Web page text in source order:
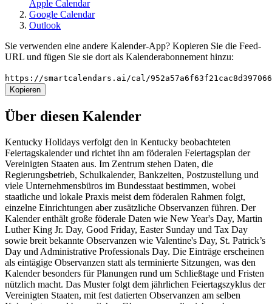
Apple Calendar
Google Calendar
Outlook
Sie verwenden eine andere Kalender-App? Kopieren Sie die Feed-
URL und fügen Sie sie dort als Kalenderabonnement hinzu:
https://smartcalendars.ai/cal/
Kopieren
Über diesen Kalender
Kentucky Holidays verfolgt den in Kentucky beobachteten
Feiertagskalender und richtet ihn am föderalen Feiertagsplan der
Vereinigten Staaten aus. Im Zentrum stehen Daten, die
Regierungsbetrieb, Schulkalender, Bankzeiten, Postzustellung und
viele Unternehmensbüros im Bundesstaat bestimmen, wobei
staatliche und lokale Praxis meist dem föderalen Rahmen folgt,
einzelne Einrichtungen aber zusätzliche Observanzen führen. Der
Kalender enthält große föderale Daten wie New Year's Day, Martin
Luther King Jr. Day, Good Friday, Easter Sunday und Tax Day
sowie breit bekannte Observanzen wie Valentine's Day, St. Patrick’s
Day und Administrative Professionals Day. Die Einträge erscheinen
als eintägige Observanzen statt als terminierte Sitzungen, was den
Kalender besonders für Planungen rund um Schließtage und Fristen
nützlich macht. Das Muster folgt dem jährlichen Feiertagszyklus der
Vereinigten Staaten, mit fest datierten Observanzen am selben